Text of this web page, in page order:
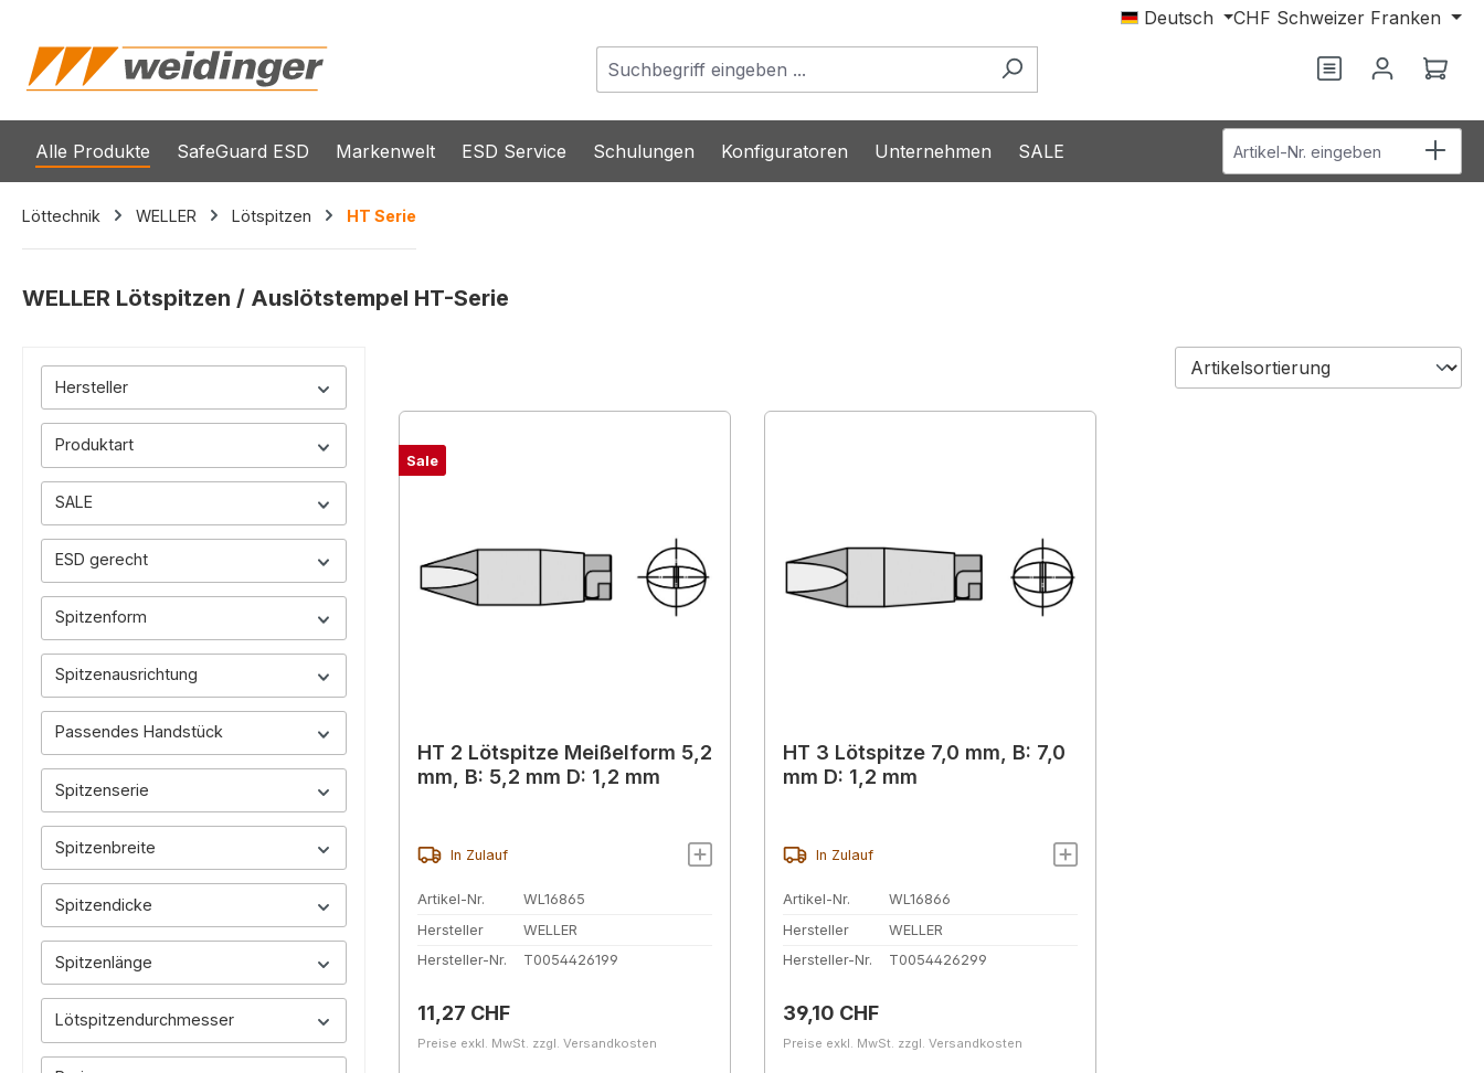
Deutsch CHF Schweizer Franken
Du hast 0
Alle Produkte SafeGuard ESD Markenwelt ESD Service Schulungen Konfiguratoren Unternehmen SALE Artikel-Nr. eingeben
Löttechnik WELLER Lötspitzen HT Serie
WELLER Lötspitzen / Auslötstempel HT-Serie
Hersteller
Produktart
SALE
ESD gerecht
Spitzenform
Spitzenausrichtung
Passendes Handstück
Spitzenserie
Spitzenbreite
Spitzendicke
Spitzenlänge
Lötspitzendurchmesser
Sale
HT 2 Lötspitze Meißelform 5,2
mm, B: 5,2 mm D: 1,2 mm
In Zulauf
Artikel-Nr.
WL16865
Hersteller
WELLER
Hersteller-Nr.
T0054426199
Regulärer Preis:
11,27 CHF
Preise exkl. MwSt. zzgl. Versandkosten
HT 3 Lötspitze 7,0 mm, B: 7,0
mm D: 1,2 mm
In Zulauf
Artikel-Nr.
WL16866
Hersteller
WELLER
Hersteller-Nr.
T0054426299
Regulärer Preis:
39,10 CHF
Preise exkl. MwSt. zzgl. Versandkosten